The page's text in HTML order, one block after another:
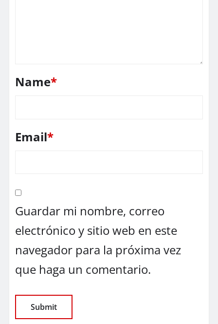
Name*
Email*
Guardar mi nombre, correo
electrónico y sitio web en este
navegador para la próxima vez
que haga un comentario.